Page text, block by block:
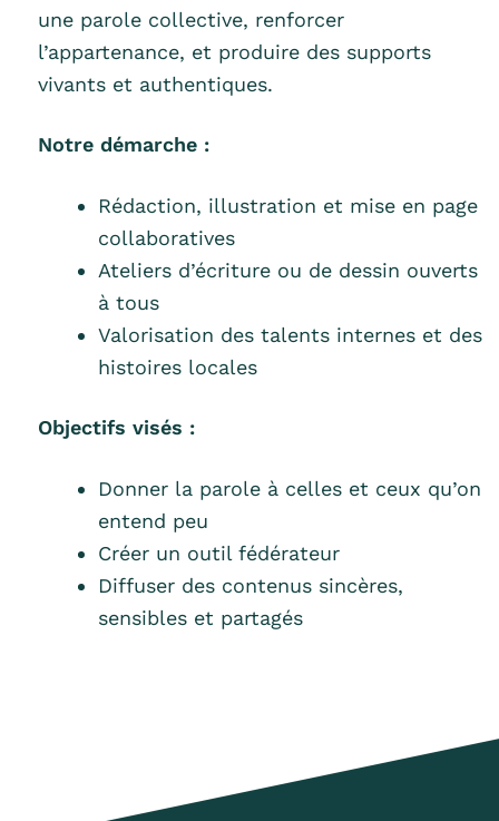
une parole collective, renforcer
l’appartenance, et produire des supports
vivants et authentiques.
Notre démarche :
Rédaction, illustration et mise en page
collaboratives
Ateliers d’écriture ou de dessin ouverts
à tous
Valorisation des talents internes et des
histoires locales
Objectifs visés :
Donner la parole à celles et ceux qu’on
entend peu
Créer un outil fédérateur
Diffuser des contenus sincères,
sensibles et partagés